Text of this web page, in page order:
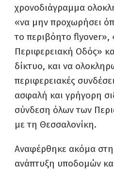
χρονοδιάγραμμα
«να μην προχωρήσει
το περιβόητο flyover»,
Περιφερειακή Οδός»
δίκτυο, και να
περιφερειακές
ασφαλή και γρήγορη
σύνδεση όλων των
με τη Θεσσαλονίκη.
Αναφέρθηκε ακόμα στη
ανάπτυξη υποδομών